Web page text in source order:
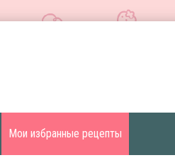
Мои избранные рецепты